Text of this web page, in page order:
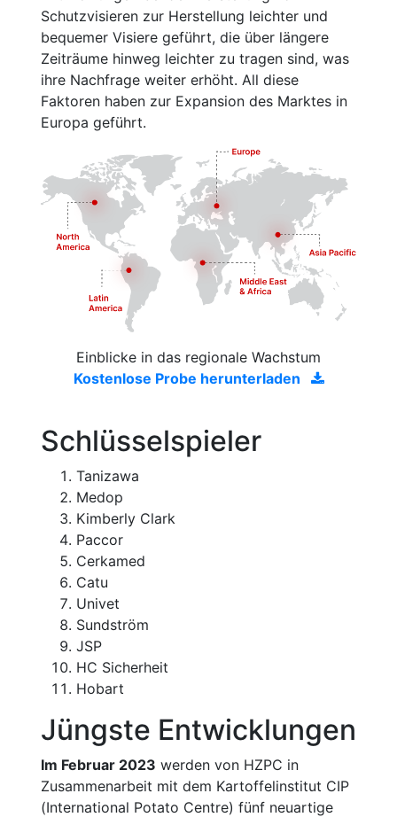
Schutzvisieren zur Herstellung leichter und
bequemer Visiere geführt, die über längere
Zeiträume hinweg leichter zu tragen sind, was
ihre Nachfrage weiter erhöht. All diese
Faktoren haben zur Expansion des Marktes in
Europa geführt.
Einblicke in das regionale Wachstum
Kostenlose Probe herunterladen
Schlüsselspieler
Tanizawa
Medop
Kimberly Clark
Paccor
Cerkamed
Catu
Univet
Sundström
JSP
HC Sicherheit
Hobart
Jüngste Entwicklungen
Im Februar 2023 werden von HZPC in
Zusammenarbeit mit dem Kartoffelinstitut CIP
(International Potato Centre) fünf neuartige